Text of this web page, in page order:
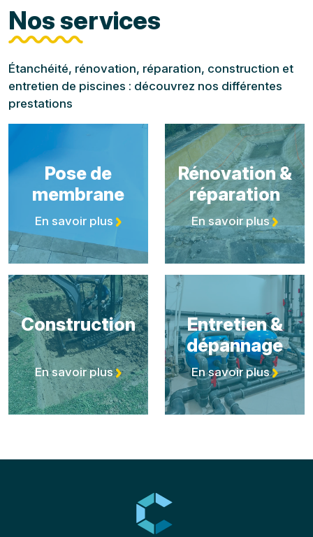
Nos services
Étanchéité, rénovation, réparation, construction et
entretien de piscines : découvrez nos différentes
prestations
Pose de
membrane
En savoir plus
Rénovation &
réparation
En savoir plus
Construction
En savoir plus
Entretien &
dépannage
En savoir plus